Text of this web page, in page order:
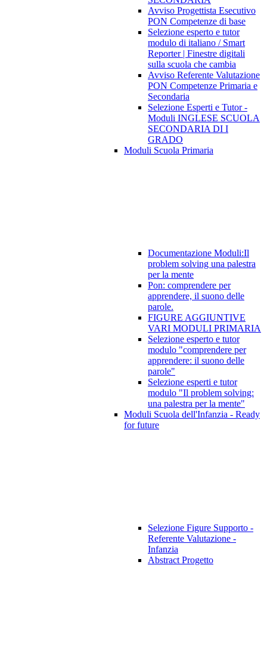
Avviso Progettista Esecutivo
PON Competenze di base
Selezione esperto e tutor
modulo di italiano / Smart
Reporter | Finestre digitali
sulla scuola che cambia
Avviso Referente Valutazione
PON Competenze Primaria e
Secondaria
Selezione Esperti e Tutor -
Moduli INGLESE SCUOLA
SECONDARIA DI I
GRADO
Moduli Scuola Primaria
Documentazione Moduli:Il
problem solving una palestra
per la mente
Pon: comprendere per
apprendere, il suono delle
parole.
FIGURE AGGIUNTIVE
VARI MODULI PRIMARIA
Selezione esperto e tutor
modulo "comprendere per
apprendere: il suono delle
parole"
Selezione esperti e tutor
modulo "Il problem solving:
una palestra per la mente"
Moduli Scuola dell'Infanzia - Ready
for future
Selezione Figure Supporto -
Referente Valutazione -
Infanzia
Abstract Progetto